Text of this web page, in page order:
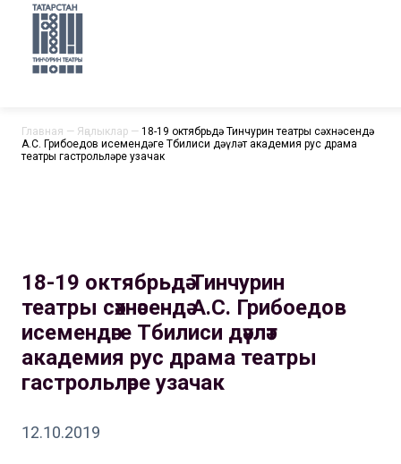
Главная — Яңалыклар — 18-19 октябрьдә Тинчурин театры сәхнәсендә
А.С. Грибоедов исемендәге Тбилиси дәүләт академия рус драма
театры гастрольләре узачак
18-19 октябрьдә Тинчурин
театры сәхнәсендә А.С. Грибоедов
исемендәге Тбилиси дәүләт
академия рус драма театры
гастрольләре узачак
12.10.2019